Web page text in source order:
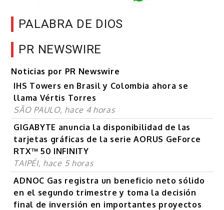
PALABRA DE DIOS
PR NEWSWIRE
Noticias por PR Newswire
IHS Towers en Brasil y Colombia ahora se
llama Vértis Torres
SÃO PAULO, hace 4 horas
GIGABYTE anuncia la disponibilidad de las
tarjetas gráficas de la serie AORUS GeForce
RTX™ 50 INFINITY
TAIPÉI, hace 5 horas
ADNOC Gas registra un beneficio neto sólido
en el segundo trimestre y toma la decisión
final de inversión en importantes proyectos